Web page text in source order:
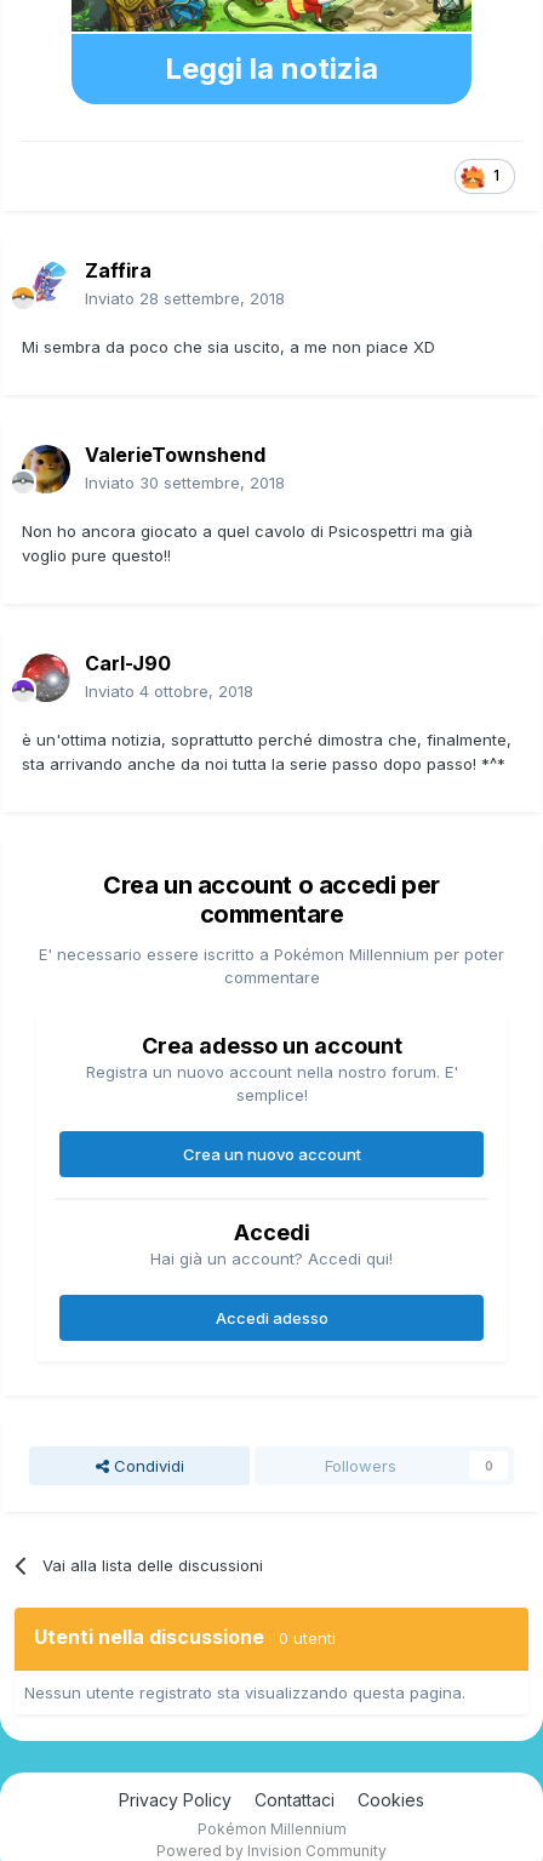
Leggi la notizia
1
Zaffira
Inviato 28 settembre, 2018
Mi sembra da poco che sia uscito, a me non piace XD
ValerieTownshend
Inviato 30 settembre, 2018
Non ho ancora giocato a quel cavolo di Psicospettri ma già
voglio pure questo!!
Carl-J90
Inviato 4 ottobre, 2018
è un'ottima notizia, soprattutto perché dimostra che, finalmente,
sta arrivando anche da noi tutta la serie passo dopo passo! *^*
Crea un account o accedi per
commentare
E' necessario essere iscritto a Pokémon Millennium per poter
commentare
Crea adesso un account
Registra un nuovo account nella nostro forum. E'
semplice!
Crea un nuovo account
Accedi
Hai già un account? Accedi qui!
Accedi adesso
Condividi Followers 0
Vai alla lista delle discussioni
Utenti nella discussione 0 utenti
Nessun utente registrato sta visualizzando questa pagina.
Privacy Policy Contattaci Cookies
Pokémon Millennium
Powered by Invision Community